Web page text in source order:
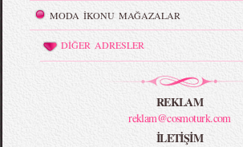
MODA İKONU MAĞAZALAR
DİĞER ADRESLER
REKLAM
reklam@cosmoturk.com
İLETİŞİM